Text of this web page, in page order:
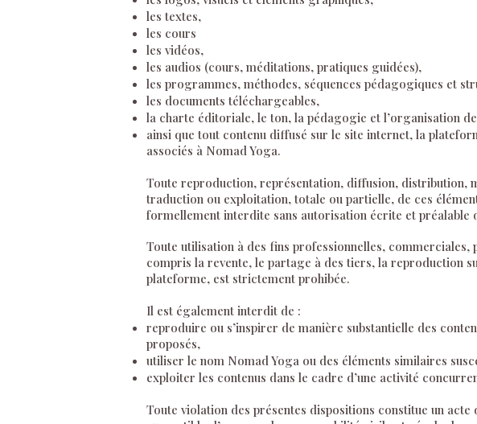
les textes,
les cours
les vidéos,
les audios (cours, méditations, pratiques guidées),
les programmes, méthodes, séquences pédagogiques et
les documents téléchargeables,
la charte éditoriale, le ton, la pédagogie et l’organisation
ainsi que tout contenu diffusé sur le site internet, la
associés à Nomad Yoga.
Toute reproduction, représentation, diffusion, distribution,
traduction ou exploitation, totale ou partielle, de ces
formellement interdite sans autorisation écrite et préalable
Toute utilisation à des fins professionnelles,
compris la revente, le partage à des tiers, la reproduction
plateforme, est strictement prohibée.
Il est également interdit de :
reproduire ou s’inspirer de manière substantielle des
proposés,
utiliser le nom Nomad Yoga ou des éléments similaires
exploiter les contenus dans le cadre d’une activité
Toute violation des présentes dispositions constitue un